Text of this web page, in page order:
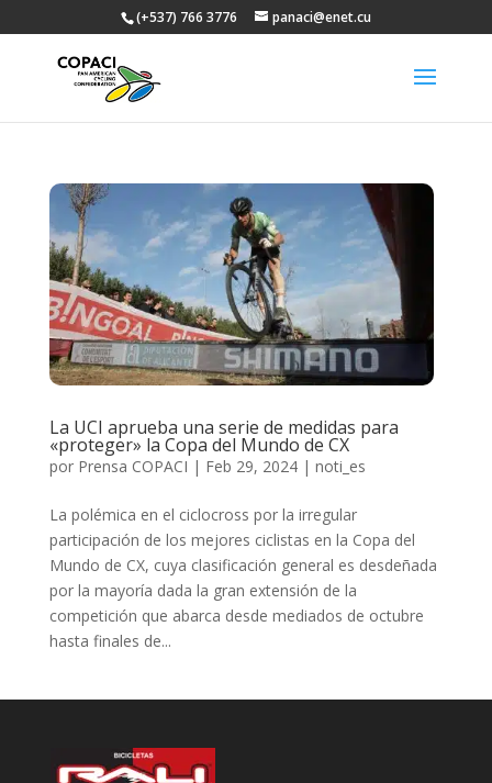
(+537) 766 3776 panaci@enet.cu
La UCI aprueba una serie de medidas para
«proteger» la Copa del Mundo de CX
por Prensa COPACI | Feb 29, 2024| noti_es
La polémica en el ciclocross por la irregular
participación de los mejores ciclistas en la Copa del
Mundo de CX, cuya clasificación general es desdeñada
por la mayoría dada la gran extensión de la
competición que abarca desde mediados de octubre
hasta finales de...